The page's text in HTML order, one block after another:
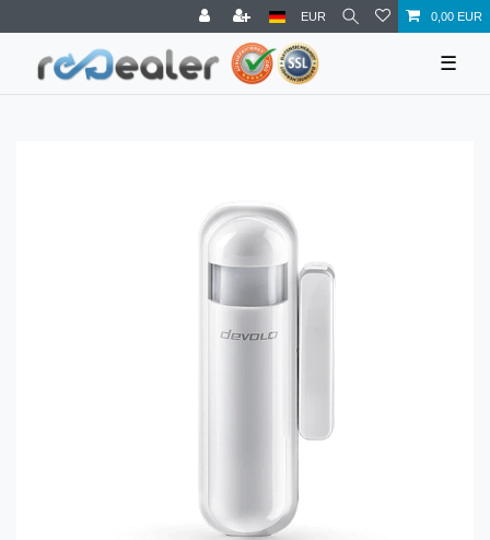
EUR 0,00 EUR
☰